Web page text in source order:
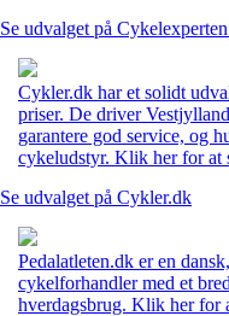
Se udvalget på
Cykler.dk har et solidt
priser. De driver
garantere god service, og
cykeludstyr. Klik her for at
Se udvalget på Cykler.dk
Pedalatleten.dk er en
cykelforhandler med et
hverdagsbrug. Klik her for